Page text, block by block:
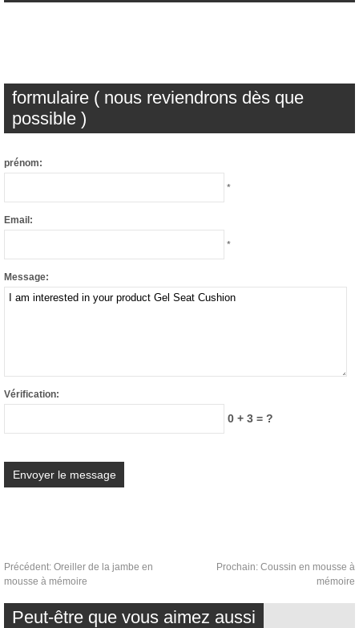
formulaire ( nous reviendrons dès que
possible )
prénom:
*
Email:
*
Message:
Vérification:
0 + 3 = ?
Précédent: Oreiller de la jambe en
mousse à mémoire
Prochain: Coussin en mousse à
mémoire
Peut-être que vous aimez aussi